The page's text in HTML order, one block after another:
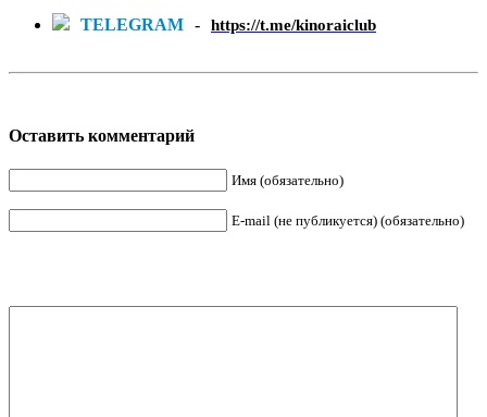
TELEGRAM - https://t.me/kinoraiclub
Оставить комментарий
Имя (обязательно)
E-mail (не публикуется) (обязательно)